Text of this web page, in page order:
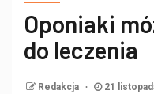
Oponiaki
do leczenia
Redakcja 21